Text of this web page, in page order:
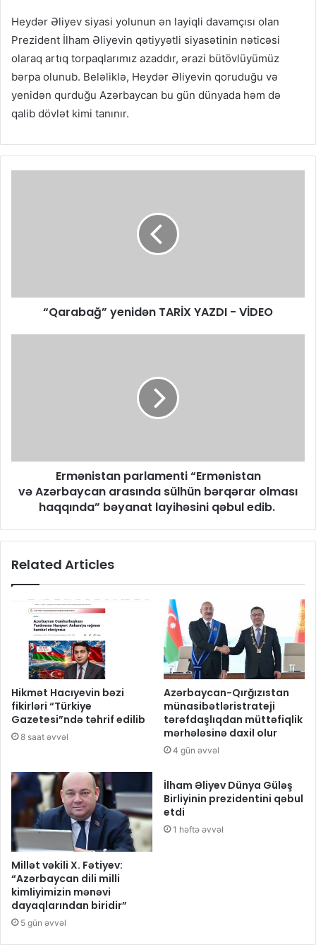
Heydər Əliyev siyasi yolunun ən layiqli davamçısı olan
Prezident İlham Əliyevin qətiyyətli siyasətinin nəticəsi
olaraq artıq torpaqlarımız azaddır, ərazi bütövlüyümüz
bərpa olunub. Beləliklə, Heydər Əliyevin qoruduğu və
yenidən qurduğu Azərbaycan bu gün dünyada həm də
qalib dövlət kimi tanınır.
“Qarabağ” yenidən TARİX YAZDI - VİDEO
Ermənistan parlamenti “Ermənistan
və Azərbaycan arasında sülhün bərqərar olması
haqqında” bəyanat layihəsini qəbul edib.
Related Articles
Hikmət Hacıyevin bəzi
fikirləri “Türkiye
Gazetesi”ndə təhrif edilib
8 saat əvvəl
Azərbaycan-Qırğızıstan
münasibətləristrateji
tərəfdaşlıqdan müttəfiqlik
mərhələsinə daxil olur
4 gün əvvəl
Millət vəkili X. Fətiyev:
“Azərbaycan dili milli
kimliyimizin mənəvi
dayaqlarından biridir”
5 gün əvvəl
İlham Əliyev Dünya Güləş
Birliyinin prezidentini qəbul
etdi
1 həftə əvvəl